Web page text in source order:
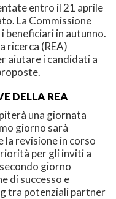
entro il 21 aprile
La Commissione
beneficiari in autunno.
ricerca (REA)
aiutare i candidati a
DELLA REA
una giornata
giorno sarà
revisione in corso
per gli inviti a
giorno
di successo e
tra potenziali partner